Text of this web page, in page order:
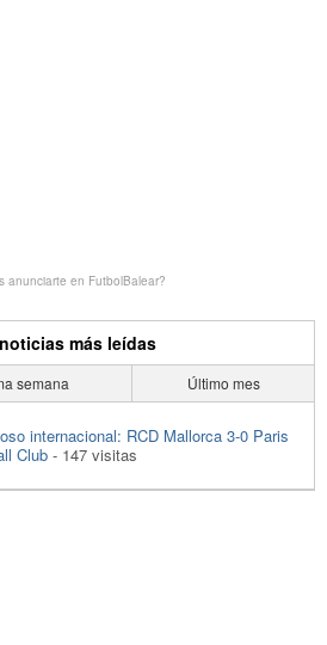
anunciarte en FutbolBalear?
más leídas
semana Último mes
internacional: RCD Mallorca 3-0 Paris
Club - 147 visitas